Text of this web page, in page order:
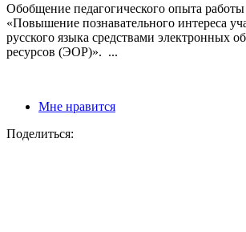
Обобщение педагогического опыта
«Повышение познавательного интереса
русского языка средствами электронных
ресурсов (ЭОР)». ...
Мне нравится
Поделиться: